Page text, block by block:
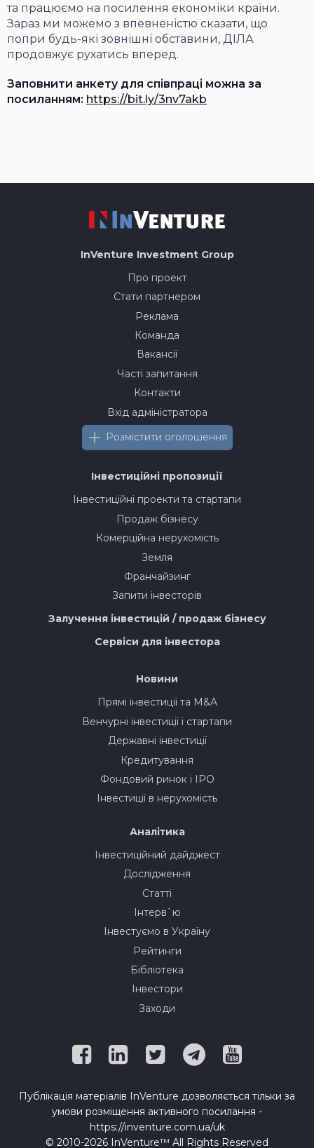
та працюємо на посилення економіки країни.
Зараз ми можемо з впевненістю сказати, що
попри будь-які зовнішні обставини, ДІЛА
продовжує рухатись вперед.
Заповнити анкету для співпраці можна за
посиланням: https://bit.ly/3nv7akb
InVenture Investment Group
Про проект
Стати партнером
Реклама
Команда
Вакансії
Часті запитання
Контакти
Вхід адміністратора
Розмістити оголошення
Інвестиційні пропозиції
Інвестиційні проекти та стартапи
Продаж бізнесу
Комерційна нерухомість
Земля
Франчайзинг
Запити інвесторів
Залучення інвестицій / продаж бізнесу
Сервіси для інвестора
Новини
Прямі інвестиції та M&A
Венчурні інвестиції і стартапи
Державні інвестиції
Кредитування
Фондовий ринок і IPO
Інвестиції в нерухомість
Аналітика
Інвестиційний дайджест
Дослідження
Статті
Інтерв`ю
Інвестуємо в Україну
Рейтинги
Бібліотека
Інвестори
Заходи
Публікація матеріалів InVenture дозволяється тільки за
умови розміщення активного посилання -
https://inventure.com.ua/uk
© 2010-2026 InVenture™ All Rights Reserved